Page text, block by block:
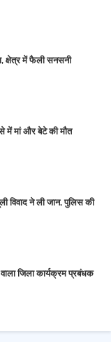
क्षेत्र में फैली सनसनी
में मां और बेटे की मौत
विवाद ने ली जान, पुलिस की
जिला कार्यक्रम प्रबंधक